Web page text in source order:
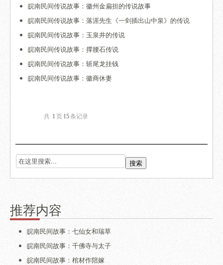
皖南民间传说故事：徽州金扁担的传说故事
皖南民间传说故事：落涯先生《一剑插出山中泉》的传说
皖南民间传说故事：玉泉井的传说
皖南民间传说故事：撑腰石传说
皖南民间传说故事：斩尾龙挂钱
皖南民间传说故事：徽商休妻
共 1 页 15条记录
推荐内容
皖南民间故事：七仙女和瑞草
皖南民间故事：千佛寺与太子
皖南民间故事：棺材作陪嫁